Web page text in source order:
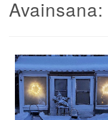
Avainsana:
Artikkelien
selaus